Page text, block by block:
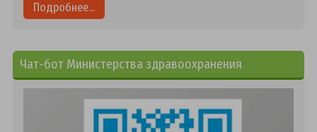
Подробнее...
Чат-бот Министерства здравоохранения